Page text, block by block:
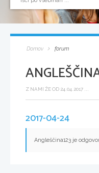
Domov forum
Z NAMI ŽE OD 24.04.2017 ...
2017-04-24
Angleščina123 je